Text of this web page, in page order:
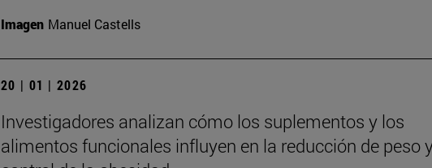
Imagen Manuel Castells
20 | 01 | 2026
Investigadores analizan cómo los suplementos y los
alimentos funcionales influyen en la reducción de peso